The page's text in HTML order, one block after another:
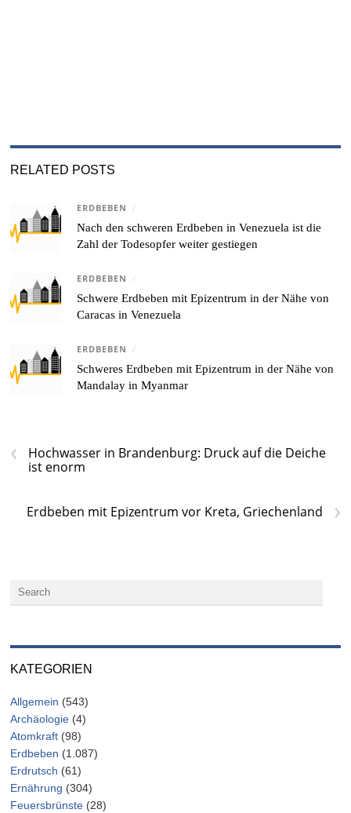
RELATED POSTS
ERDBEBEN /
Nach den schweren Erdbeben in Venezuela ist die
Zahl der Todesopfer weiter gestiegen
ERDBEBEN /
Schwere Erdbeben mit Epizentrum in der Nähe von
Caracas in Venezuela
ERDBEBEN /
Schweres Erdbeben mit Epizentrum in der Nähe von
Mandalay in Myanmar
‹
Hochwasser in Brandenburg: Druck auf die Deiche
ist enorm
›
Erdbeben mit Epizentrum vor Kreta, Griechenland
KATEGORIEN
Allgemein (543)
Archäologie (4)
Atomkraft (98)
Erdbeben (1.087)
Erdrutsch (61)
Ernährung (304)
Feuersbrünste (28)